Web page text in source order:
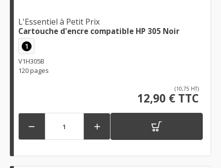
L'Essentiel à Petit Prix
Cartouche d'encre compatible HP 305 Noir
1
V1H305B
120 pages
(10,75 HT)
12,90 € TTC
 